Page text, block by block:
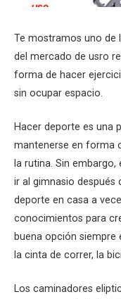
Te mostramos uno de
del mercado de usro
forma de hacer
sin ocupar espacio.
Hacer deporte es una
mantenerse en forma
la rutina. Sin
ir al gimnasio después
deporte en casa a
conocimientos para
buena opción
la cinta de correr, la
Los caminadores